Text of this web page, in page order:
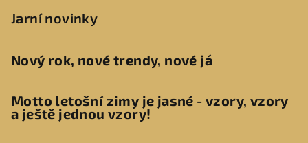
Jarní novinky
Nový rok, nové trendy, nové já
Motto letošní zimy je jasné - vzory, vzory
a ještě jednou vzory!